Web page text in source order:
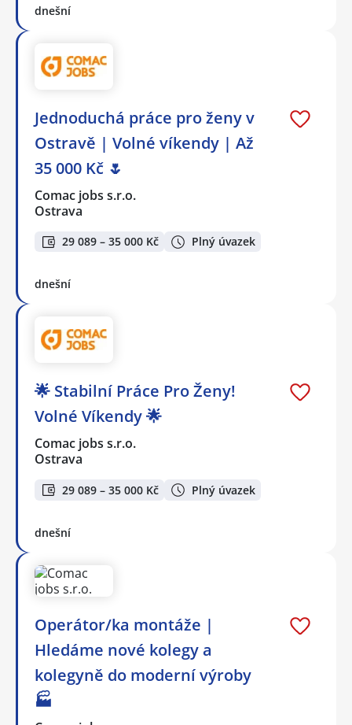
dnešní
Jednoduchá práce pro ženy v
Ostravě | Volné víkendy | Až
35 000 Kč 🌷
Comac jobs s.r.o.
Ostrava
29 089 – 35 000 Kč Plný úvazek
dnešní
🌟 Stabilní Práce Pro Ženy!
Volné Víkendy 🌟
Comac jobs s.r.o.
Ostrava
29 089 – 35 000 Kč Plný úvazek
dnešní
Operátor/ka montáže |
Hledáme nové kolegy a
kolegyně do moderní výroby
🏭